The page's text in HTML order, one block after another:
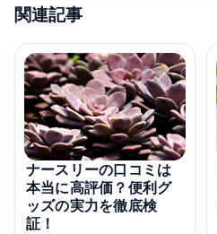
関連記事
ナースリーの口コミは
本当に高評価？便利グ
ッズの実力を徹底検
証！